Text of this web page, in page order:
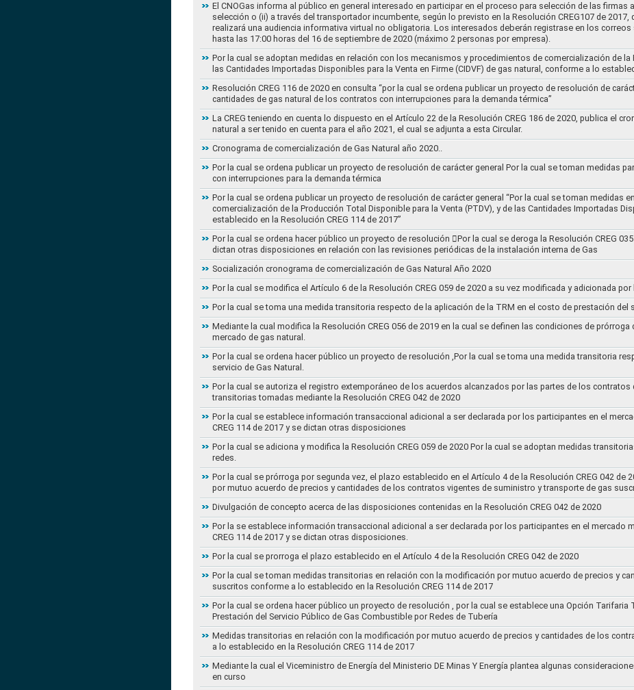
El CNOGas informa al público en general interesado en participar en el proceso para selección de las
selección o (ii) a través del transportador incumbente, según lo previsto en la Resolución CREG107 de
realizará una audiencia informativa virtual no obligatoria. Los interesados deberán registrase en los
hasta las 17:00 horas del 16 de septiembre de 2020 (máximo 2 personas por empresa).
Por la cual se adoptan medidas en relación con los mecanismos y procedimientos de comercialización de
las Cantidades Importadas Disponibles para la Venta en Firme (CIDVF) de gas natural, conforme a lo
Resolución CREG 116 de 2020 en consulta “por la cual se ordena publicar un proyecto de resolución de
cantidades de gas natural de los contratos con interrupciones para la demanda térmica”
La CREG teniendo en cuenta lo dispuesto en el Artículo 22 de la Resolución CREG 186 de 2020, publica el
natural a ser tenido en cuenta para el año 2021, el cual se adjunta a esta Circular.
Cronograma de comercialización de Gas Natural año 2020..
Por la cual se ordena publicar un proyecto de resolución de carácter general Por la cual se toman medidas
con interrupciones para la demanda térmica
Por la cual se ordena publicar un proyecto de resolución de carácter general “Por la cual se toman medidas
comercialización de la Producción Total Disponible para la Venta (PTDV), y de las Cantidades Importadas
establecido en la Resolución CREG 114 de 2017”
Por la cual se ordena hacer público un proyecto de resolución 􀂴Por la cual se deroga la Resolución CREG
dictan otras disposiciones en relación con las revisiones periódicas de la instalación interna de Gas
Socialización cronograma de comercialización de Gas Natural Año 2020
Por la cual se modifica el Artículo 6 de la Resolución CREG 059 de 2020 a su vez modificada y adicionada
Por la cual se toma una medida transitoria respecto de la aplicación de la TRM en el costo de prestación del
Mediante la cual modifica la Resolución CREG 056 de 2019 en la cual se definen las condiciones de
mercado de gas natural.
Por la cual se ordena hacer público un proyecto de resolución ,Por la cual se toma una medida transitoria
servicio de Gas Natural.
Por la cual se autoriza el registro extemporáneo de los acuerdos alcanzados por las partes de los
transitorias tomadas mediante la Resolución CREG 042 de 2020
Por la cual se establece información transaccional adicional a ser declarada por los participantes en el
CREG 114 de 2017 y se dictan otras disposiciones
Por la cual se adiciona y modifica la Resolución CREG 059 de 2020 Por la cual se adoptan medidas
redes.
Por la cual se prórroga por segunda vez, el plazo establecido en el Artículo 4 de la Resolución CREG 042
por mutuo acuerdo de precios y cantidades de los contratos vigentes de suministro y transporte de gas
Divulgación de concepto acerca de las disposiciones contenidas en la Resolución CREG 042 de 2020
Por la se establece información transaccional adicional a ser declarada por los participantes en el mercado
CREG 114 de 2017 y se dictan otras disposiciones.
Por la cual se prorroga el plazo establecido en el Artículo 4 de la Resolución CREG 042 de 2020
Por la cual se toman medidas transitorias en relación con la modificación por mutuo acuerdo de precios y
suscritos conforme a lo establecido en la Resolución CREG 114 de 2017
Por la cual se ordena hacer público un proyecto de resolución , por la cual se establece una Opción
Prestación del Servicio Público de Gas Combustible por Redes de Tubería
Medidas transitorias en relación con la modificación por mutuo acuerdo de precios y cantidades de los
a lo establecido en la Resolución CREG 114 de 2017
Mediante la cual el Viceministro de Energía del Ministerio DE Minas Y Energía plantea algunas
en curso